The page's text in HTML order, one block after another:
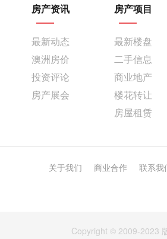
房产资讯
最新动态
澳洲房价
投资评论
房产展会
房产项目
最新楼盘
二手信息
商业地产
楼花转让
房屋租赁
关于我们 商业合作 联系我
Copyright © 2009-2023